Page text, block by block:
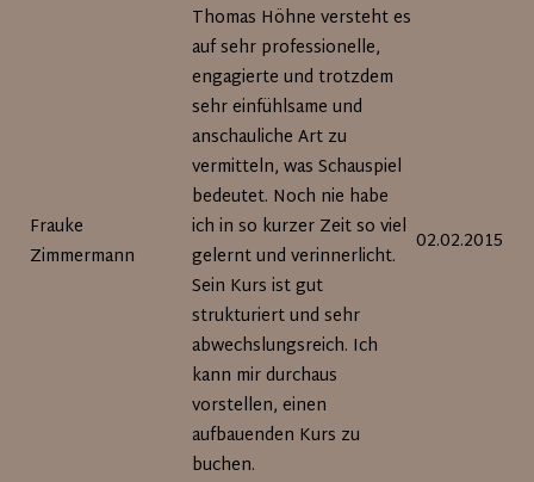
Frauke
Zimmermann
Thomas Höhne versteht es
auf sehr professionelle,
engagierte und trotzdem
sehr einfühlsame und
anschauliche Art zu
vermitteln, was Schauspiel
bedeutet. Noch nie habe
ich in so kurzer Zeit so viel
gelernt und verinnerlicht.
Sein Kurs ist gut
strukturiert und sehr
abwechslungsreich. Ich
kann mir durchaus
vorstellen, einen
aufbauenden Kurs zu
buchen.
02.02.2015